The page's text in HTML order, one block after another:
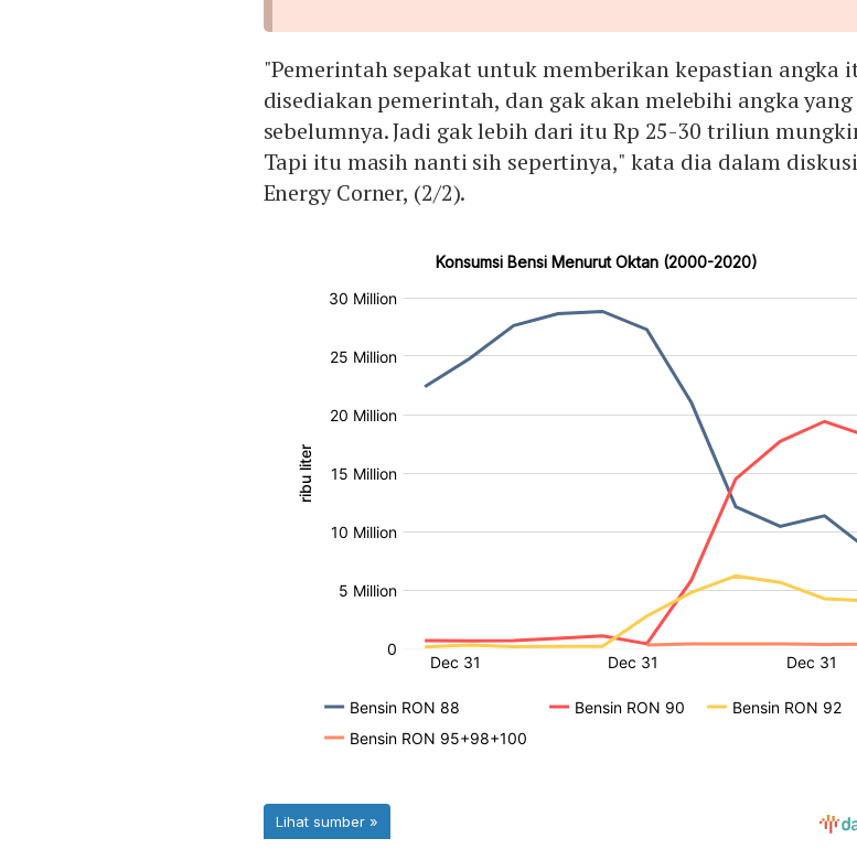
"Pemerintah sepakat untuk memberikan kepastian angka
disediakan pemerintah, dan gak akan melebihi angka
sebelumnya. Jadi gak lebih dari itu Rp 25-30 triliun
Tapi itu masih nanti sih sepertinya," kata dia dalam diskusi
Energy Corner, (2/2).